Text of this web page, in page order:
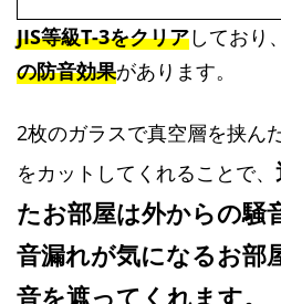
JIS等級T-3をクリアしており、
の防音効果があります。
2枚のガラスで真空層を挟ん
をカットしてくれることで、
たお部屋は外からの騒
音漏れが気になるお部
音を遮ってくれます。